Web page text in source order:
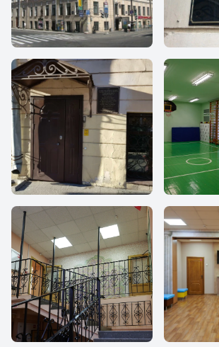
Международная
школа
Герценовского
университета 1 -
школа
Международная
школа
Герценовского
университета 1 -
школа